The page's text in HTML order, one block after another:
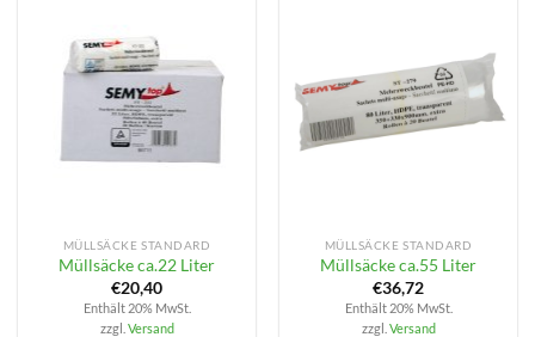
MÜLLSÄCKE STANDARD
Müllsäcke ca.22 Liter
€20,40
Enthält 20% MwSt.
zzgl. Versand
MÜLLSÄCKE STANDARD
Müllsäcke ca.55 Liter
€36,72
Enthält 20% MwSt.
zzgl. Versand